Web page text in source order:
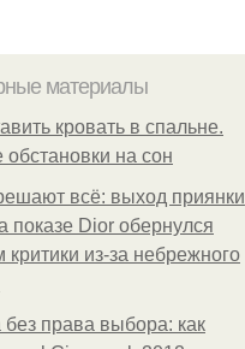
материалы
кровать в спальне.
обстановки на сон
всё: выход приянки
показе Dior обернулся
критики из-за небрежного
без права выбора: как